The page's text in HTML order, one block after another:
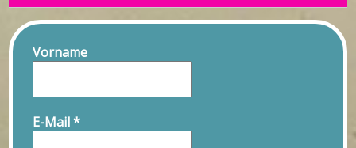
Vorname
E-Mail*